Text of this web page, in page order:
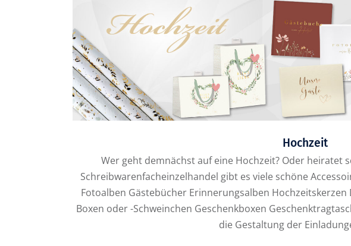
Hochzeit
Wer geht demnächst auf eine Hochzeit? Oder heiratet
Schreibwarenfacheinzelhandel gibt es viele schöne
Fotoalben Gästebücher Erinnerungsalben
Boxen oder -Schweinchen Geschenkboxen
die Gestaltung der